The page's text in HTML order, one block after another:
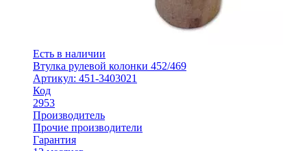
Есть в наличии
Втулка рулевой колонки 452/469
Артикул: 451-3403021
Код
2953
Производитель
Прочие производители
Гарантия